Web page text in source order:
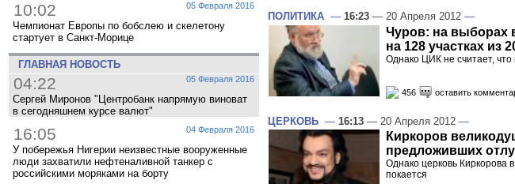
05 Февраля 2016
10:02
Чемпионат Европы по бобслею и скелетону
стартует в Санкт-Морице
ГЛАВНАЯ НОВОСТЬ
05 Февраля 2016
04:22
Сергей Миронов "Центробанк напрямую виноват
в сегодняшнем курсе валют"
04 Февраля 2016
16:05
У побережья Нигерии неизвестные вооруженные
люди захватили нефтеналивной танкер с
российскими моряками на борту
ПОЛИТИКА — 16:23 — 20 Апреля 2012 —
Чуров: на выборах
на 128 участках из
Однако ЦИК не считает,
456 оставить
ЦЕРКОВЬ — 16:13 — 20 Апреля 2012 —
Киркоров
предложивших
Однако церковь Киркорова
покается